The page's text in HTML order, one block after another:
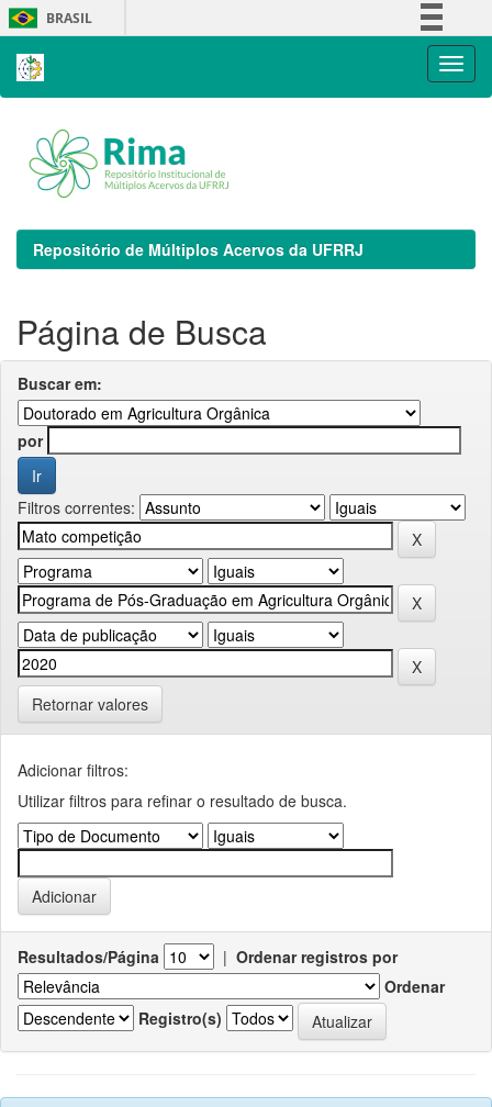
Skip
navigation
BRASIL
Repositório de Múltiplos Acervos da UFRRJ
Página de Busca
Buscar em:
por
Filtros correntes:
Retornar valores
Adicionar filtros:
Utilizar filtros para refinar o resultado de busca.
Resultados/Página | Ordenar registros por
Ordenar
Registro(s)